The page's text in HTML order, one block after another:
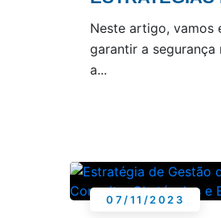
Neste artigo, vamos
garantir a segurança
a...
07/11/2023